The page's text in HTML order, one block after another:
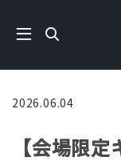
2026.06.04
【会場限